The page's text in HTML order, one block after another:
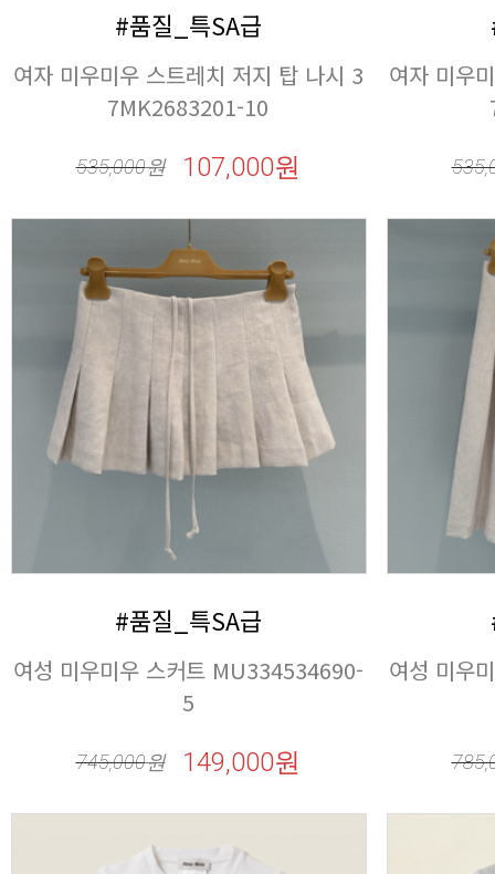
#품질_특SA급
7MK2683201-10
535,000원 107,000원
#품질_특SA급
5
745,000원 149,000원